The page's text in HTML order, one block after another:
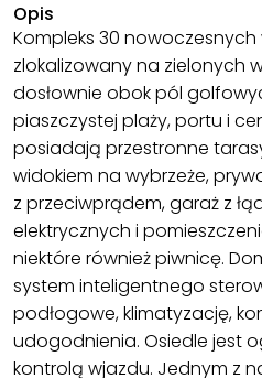
Opis
Kompleks 30 nowoczesnych
zlokalizowany na zielonych
dosłownie obok pól
piaszczystej plaży, portu i
posiadają przestronne
widokiem na wybrzeże,
z przeciwprądem, garaż z
elektrycznych i
niektóre również piwnicę.
system inteligentnego
podłogowe, klimatyzację,
udogodnienia. Osiedle jest
kontrolą wjazdu. Jednym z